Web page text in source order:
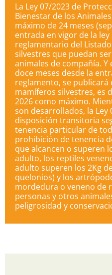
La Ley 07/2023 de
Bienestar de los
máximo de 24 meses
entrada en vigor de la
reglamentario del
silvestres que puedan
animales de compañía.
doce meses desde la
reglamento, se publicará
mamíferos silvestres, es
2026 como máximo.
son desarrollados, la Ley
disposición transitoria
tenencia particular de
prohibición de tenencia
que alcancen o superen
adulto, los reptiles
adulto superen los 2Kg
quelonios) y los
mordedura o veneno de
personas y otros
peligrosidad y